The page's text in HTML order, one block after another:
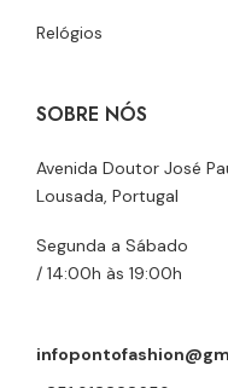
Relógios
SOBRE NÓS
Avenida Doutor José
Lousada, Portugal
Segunda a
/ 14:00h às 19:00h